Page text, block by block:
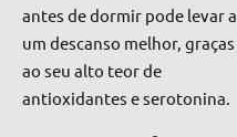
antes de dormir pode levar a
um descanso melhor, graças
ao seu alto teor de
antioxidantes e serotonina.